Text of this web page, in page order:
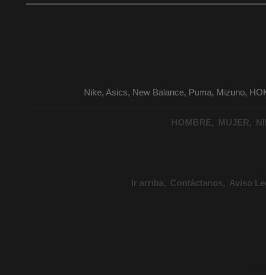
Nike, Asics, New Balance, Puma, Mizuno,
HOMBRE MUJER
Ir arriba Contáctanos Aviso